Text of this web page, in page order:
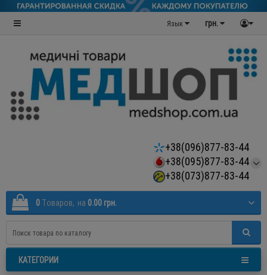
грн.
Язык
+38(096)877-83-44
+38(095)877-83-44
+38(073)877-83-44
0 Tоваров, на 0.00 грн.
КАТЕГОРИИ